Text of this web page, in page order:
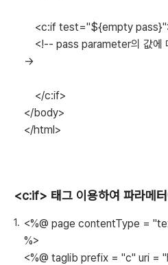
<c:if test="${empty
<!-- pass parameter의 값에
->
</c:if>
</body>
</html>
<c:if> 태그 이용하여 파라메
<%@ page contentType =
%>
<%@ taglib prefix = "c" uri =